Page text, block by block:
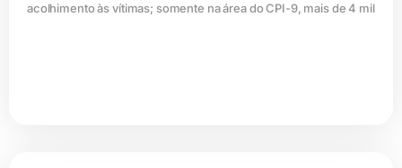
acolhimento às vítimas; somente na área do CPI-9, mais de 4 mil